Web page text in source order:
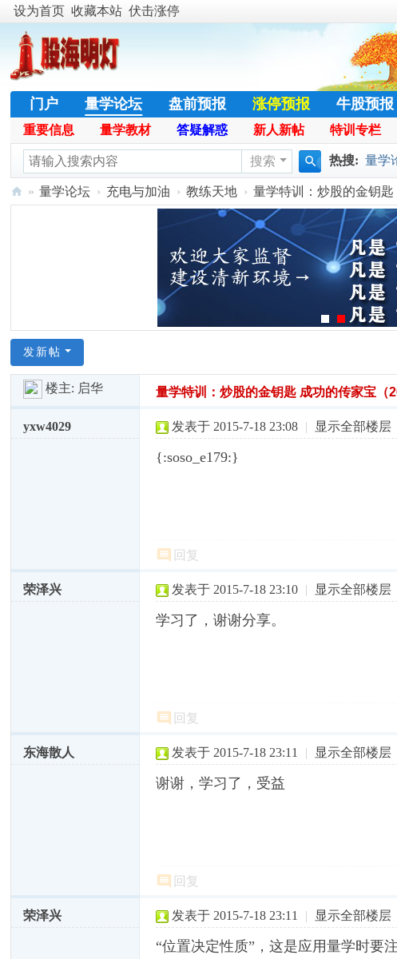
设为首页 收藏本站 伏击涨停
门户 量学论坛 盘前预报 涨停预报 牛股预报
股票公式
学员天地 名人传奇 特训专栏 日
重要信息 量学教材 答疑解惑 新人新帖 特训专栏
搜索
搜
索
热搜: 量学
暴涨选股公
网
» 量学论坛 › 充电与加油 › 教练天地 › 量学特训：炒股的金钥匙
发新帖
楼主: 启华 量学特训：炒股的金钥匙 成功的传家宝（
yxw4029 发表于 2015-7-18 23:08 | 显示全部楼层
{:soso_e179:}
回复
荣泽兴 发表于 2015-7-18 23:10 | 显示全部楼层
学习了，谢谢分享。
回复
东海散人 发表于 2015-7-18 23:11 | 显示全部楼层
谢谢，学习了，受益
回复
荣泽兴 发表于 2015-7-18 23:11 | 显示全部楼层
“位置决定性质”，这是应用量学时要